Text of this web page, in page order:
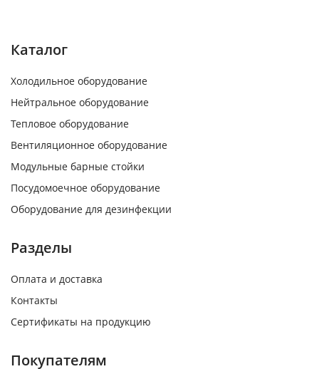
Каталог
Холодильное оборудование
Нейтральное оборудование
Тепловое оборудование
Вентиляционное оборудование
Модульные барные стойки
Посудомоечное оборудование
Оборудование для дезинфекции
Разделы
Оплата и доставка
Контакты
Сертификаты на продукцию
Покупателям